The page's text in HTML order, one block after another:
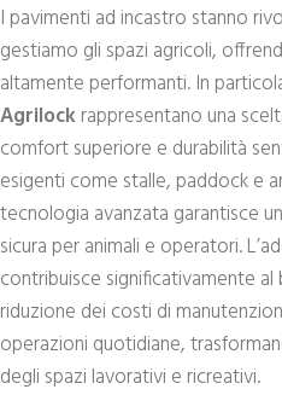
I pavimenti ad incastro stanno
gestiamo gli spazi agricoli,
altamente performanti. In
Agrilockrappresentano una
comfort superiore e durabilità
esigenti come stalle, paddock e
tecnologia avanzata garantisce
sicura per animali e operatori.
contribuisce significativamente al
riduzione dei costi di
operazioni quotidiane,
degli spazi lavorativi e ricreativi.